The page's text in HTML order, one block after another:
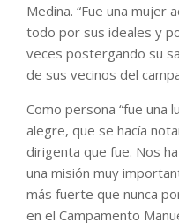
Medina. “Fue una mujer
todo por sus ideales y
veces postergando su
de sus vecinos del
Como persona “fue una
alegre, que se hacía
dirigenta que fue. Nos
una misión muy
más fuerte que nunca
en el Campamento